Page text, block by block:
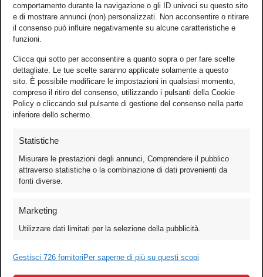
comportamento durante la navigazione o gli ID univoci su questo sito
e di mostrare annunci (non) personalizzati. Non acconsentire o ritirare
il consenso può influire negativamente su alcune caratteristiche e
funzioni.
Clicca qui sotto per acconsentire a quanto sopra o per fare scelte
dettagliate. Le tue scelte saranno applicate solamente a questo
sito. È possibile modificare le impostazioni in qualsiasi momento,
compreso il ritiro del consenso, utilizzando i pulsanti della Cookie
Policy o cliccando sul pulsante di gestione del consenso nella parte
inferiore dello schermo.
Statistiche
Misurare le prestazioni degli annunci, Comprendere il pubblico
attraverso statistiche o la combinazione di dati provenienti da
fonti diverse.
Marketing
Utilizzare dati limitati per la selezione della pubblicità.
Gestisci 726 fornitori Per saperne di più su questi scopi
Games
Test